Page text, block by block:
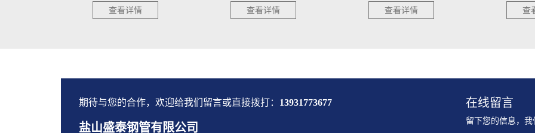
查看详情 查看详情 查看详情 查
期待与您的合作，欢迎给我们留言或直接拨打： 13931773677
盐山盛泰钢管有限公司
在线留言
留下您的信息，